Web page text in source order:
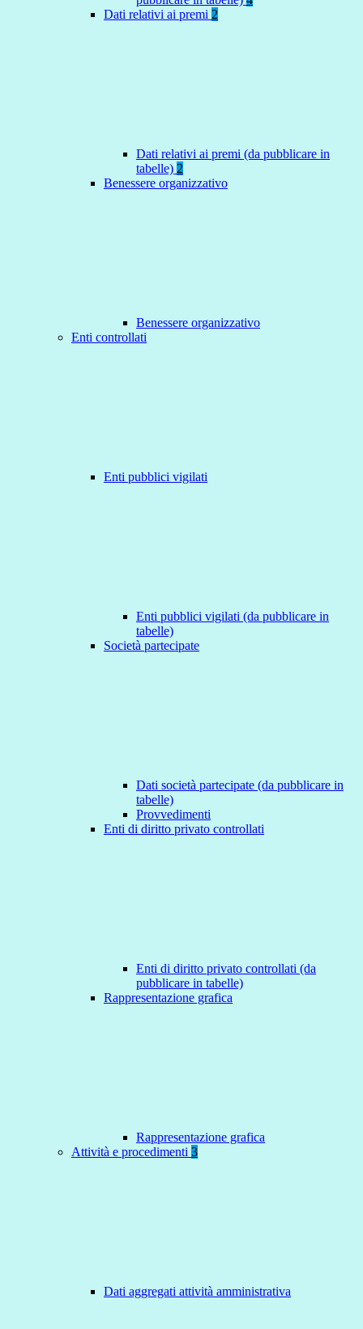
Dati relativi ai premi 2
Dati relativi ai premi (da pubblicare in
tabelle) 2
Benessere organizzativo
Benessere organizzativo
Enti controllati
Enti pubblici vigilati
Enti pubblici vigilati (da pubblicare in
tabelle)
Società partecipate
Dati società partecipate (da pubblicare in
tabelle)
Provvedimenti
Enti di diritto privato controllati
Enti di diritto privato controllati (da
pubblicare in tabelle)
Rappresentazione grafica
Rappresentazione grafica
Attività e procedimenti 3
Dati aggregati attività amministrativa